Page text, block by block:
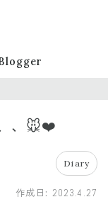
、🐭❤️
Diary
作成日: 2023.4.27